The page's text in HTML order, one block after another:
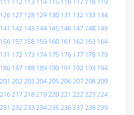
126 127 128 129 130 131 132 133 134
141 142 143 144 145 146 147 148 149
156 157 158 159 160 161 162 163 164
171 172 173 174 175 176 177 178 179
186 187 188 189 190 191 192 193 194
201 202203204205206207208209
216217218219220221 222223224
231 232233234235236237238239